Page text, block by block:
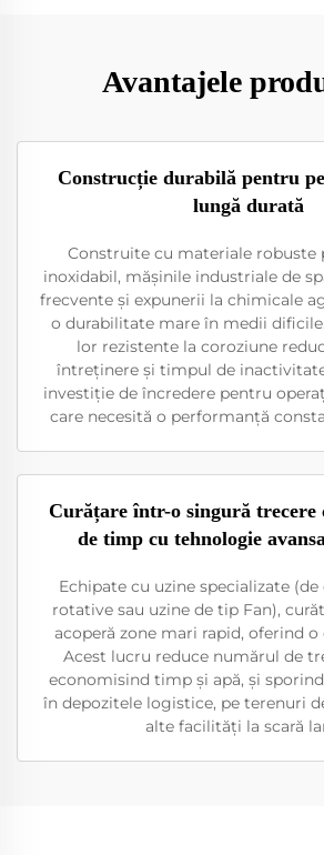
Avantajele
Construcție durabilă pentru
lungă durată
Construite cu materiale robuste
inoxidabil, mășinile industriale de
frecvente și expunerii la chimicale
o durabilitate mare în medii
lor rezistente la coroziune
întreținere și timpul de
investiție de încredere pentru
care necesită o performanță
Curățare într-o singură trecere
de timp cu tehnologie
Echipate cu uzine specializate
rotative sau uzine de tip Fan),
acoperă zone mari rapid, oferind
Acest lucru reduce numărul de
economisind timp și apă, și
în depozitele logistice, pe terenuri
alte facilități la scară